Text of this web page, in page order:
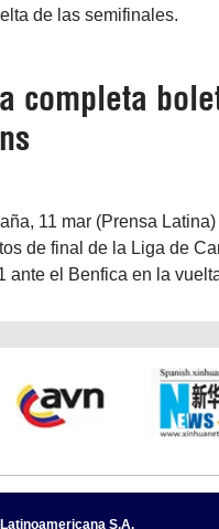
de las semifinales.
completa
11 mar (Prensa
de final de la Liga de
ante el Benfica en la
S.A.